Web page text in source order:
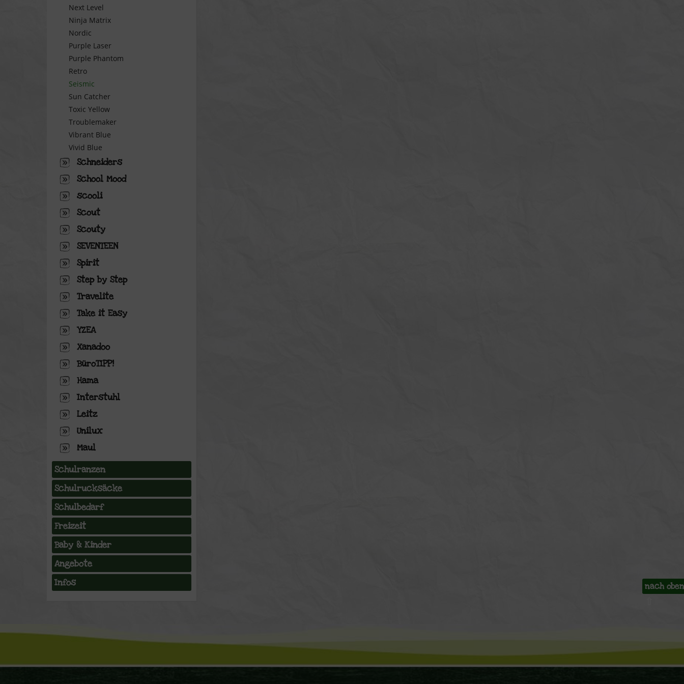
Next Level
Ninja Matrix
Nordic
Purple Laser
Purple Phantom
Retro
Seismic
Sun Catcher
Toxic Yellow
Troublemaker
Vibrant Blue
Vivid Blue
Schneiders
School Mood
scooli
Scout
Scouty
SEVENTEEN
Spirit
Step by Step
Travelite
Take it Easy
YZEA
Xanadoo
BüroTIPP!
Hama
Interstuhl
Leitz
Unilux
Maul
Schulranzen
Schulrucksäcke
Schulbedarf
Freizeit
Baby & Kinder
Angebote
Infos
nach oben